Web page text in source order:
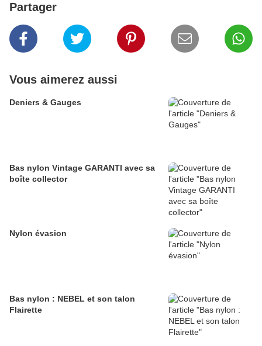
Partager
Vous aimerez aussi
Deniers & Gauges
Bas nylon Vintage GARANTI avec sa
boîte collector
Nylon évasion
Bas nylon : NEBEL et son talon
Flairette